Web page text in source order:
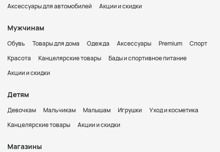
Аксессуары для автомобилей
Акции и скидки
Мужчинам
Обувь Товары для дома Одежда Аксессуары Premium
Спорт
Красота
Канцелярские товары
Бады и спортивное питание
Акции и скидки
Детям
Девочкам Мальчикам Малышам Игрушки
Уход и косметика
Канцелярские товары
Акции и скидки
Магазины